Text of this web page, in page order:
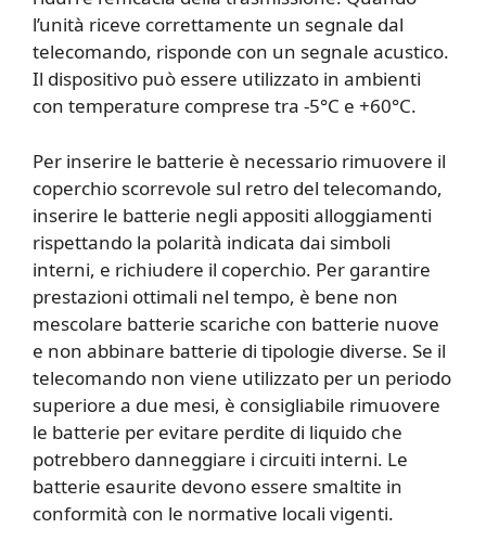
l’unità riceve correttamente un segnale dal
telecomando, risponde con un segnale acustico.
Il dispositivo può essere utilizzato in ambienti
con temperature comprese tra -5°C e +60°C.
Per inserire le batterie è necessario rimuovere il
coperchio scorrevole sul retro del telecomando,
inserire le batterie negli appositi alloggiamenti
rispettando la polarità indicata dai simboli
interni, e richiudere il coperchio. Per garantire
prestazioni ottimali nel tempo, è bene non
mescolare batterie scariche con batterie nuove
e non abbinare batterie di tipologie diverse. Se il
telecomando non viene utilizzato per un periodo
superiore a due mesi, è consigliabile rimuovere
le batterie per evitare perdite di liquido che
potrebbero danneggiare i circuiti interni. Le
batterie esaurite devono essere smaltite in
conformità con le normative locali vigenti.